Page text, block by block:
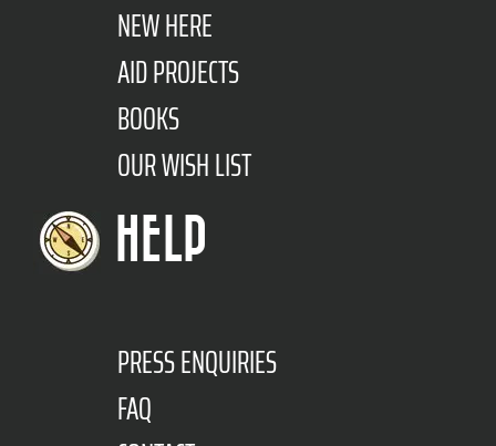
NEW HERE
AID PROJECTS
BOOKS
OUR WISH LIST
HELP
PRESS ENQUIRIES
FAQ